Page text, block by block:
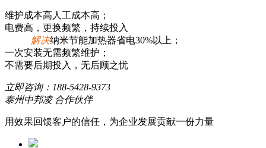
维护成本高人工成本高；
电费高，更换频繁，持续投入
解决纳米节能加热器省电30%以上；
一次安装无需频繁维护；
不需要后期投入，无后顾之忧
立即咨询： 188-5428-9373
泰州中邦凌 合作伙伴
用效果回馈客户的信任，为企业发展贡献一份力量